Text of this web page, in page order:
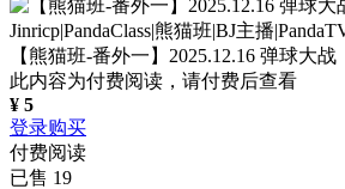
【熊猫班-番外一】2025.12.16 弹球大战
此内容为付费阅读，请付费后查看
¥ 5
登录购买
付费阅读
已售 19